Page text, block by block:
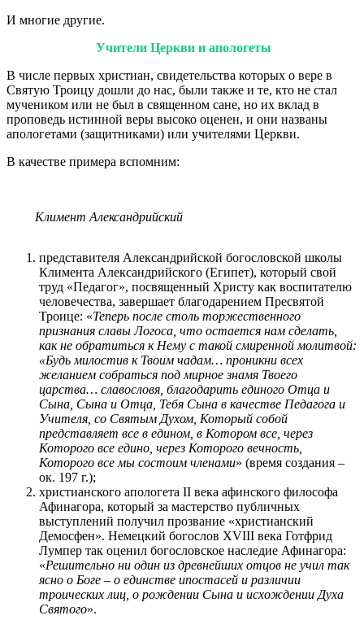
И многие другие.
Учители Церкви и апологеты
В числе первых христиан, свидетельства которых о вере в
Святую Троицу дошли до нас, были также и те, кто не стал
мучеником или не был в священном сане, но их вклад в
проповедь истинной веры высоко оценен, и они названы
апологетами (защитниками) или учителями Церкви.
В качестве примера вспомним:
Климент Александрийский
представителя Александрийской богословской школы
Климента Александрийского (Египет), который свой
труд «Педагог», посвященный Христу как воспитателю
человечества, завершает благодарением Пресвятой
Троице: «Теперь после столь торжественного
признания славы Логоса, что остается нам сделать,
как не обратиться к Нему с такой смиренной молитвой:
«Будь милостив к Твоим чадам… проникни всех
желанием собраться под мирное знамя Твоего
царства… славословя, благодарить единого Отца и
Сына, Сына и Отца, Тебя Сына в качестве Педагога и
Учителя, со Святым Духом, Который собой
представляет все в едином, в Котором все, через
Которого все едино, через Которого вечность,
Которого все мы состоим членами» (время создания –
ок. 197 г.);
христианского апологета II века афинского философа
Афинагора, который за мастерство публичных
выступлений получил прозвание «христианский
Демосфен». Немецкий богослов XVIII века Готфрид
Лумпер так оценил богословское наследие Афинагора:
«Решительно ни один из древнейших отцов не учил так
ясно о Боге – о единстве ипостасей и различии
троических лиц, о рождении Сына и исхождении Духа
Святого».